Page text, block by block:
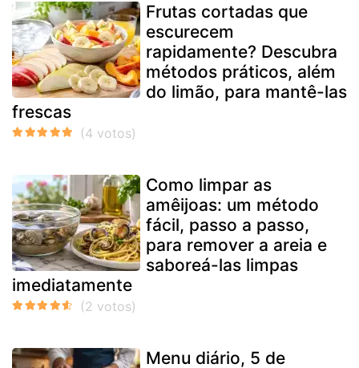
Frutas cortadas que
escurecem
rapidamente? Descubra
métodos práticos, além
do limão, para mantê-las
frescas
Como limpar as
amêijoas: um método
fácil, passo a passo,
para remover a areia e
saboreá-las limpas
imediatamente
Menu diário, 5 de